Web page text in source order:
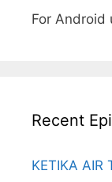
For Android
Recent
KETIKA AIR